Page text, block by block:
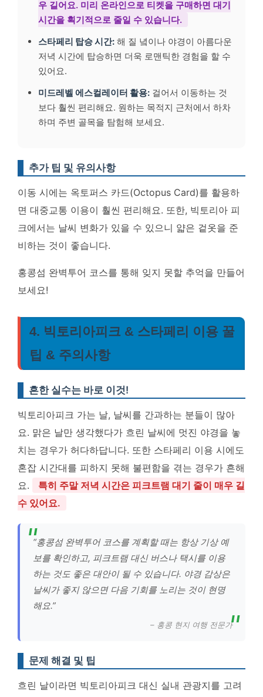
우 길어요. 미리 온라인으로 티켓을 구매하면 대기
시간을 획기적으로 줄일 수 있습니다.
스타페리 탑승 시간: 해 질 녘이나 야경이 아름다운
저녁 시간에 탑승하면 더욱 로맨틱한 경험을 할 수
있어요.
미드레벨 에스컬레이터 활용: 걸어서 이동하는 것
보다 훨씬 편리해요. 원하는 목적지 근처에서 하차
하며 주변 골목을 탐험해 보세요.
추가 팁 및 유의사항
이동 시에는 옥토퍼스 카드(Octopus Card)를 활용하
면 대중교통 이용이 훨씬 편리해요. 또한, 빅토리아 피
크에서는 날씨 변화가 있을 수 있으니 얇은 겉옷을 준
비하는 것이 좋습니다.
홍콩섬 완벽투어 코스를 통해 잊지 못할 추억을 만들어
보세요!
4. 빅토리아피크 & 스타페리 이용 꿀
팁 & 주의사항
흔한 실수는 바로 이것!
빅토리아피크 가는 날, 날씨를 간과하는 분들이 많아
요. 맑은 날만 생각했다가 흐린 날씨에 멋진 야경을 놓
치는 경우가 허다하답니다. 또한 스타페리 이용 시에도
혼잡 시간대를 피하지 못해 불편함을 겪는 경우가 흔해
요.
특히 주말 저녁 시간은 피크트램 대기 줄이 매우 길
수 있어요.
“홍콩섬 완벽투어 코스를 계획할 때는 항상 기상 예
보를 확인하고, 피크트램 대신 버스나 택시를 이용
하는 것도 좋은 대안이 될 수 있습니다. 야경 감상은
날씨가 좋지 않으면 다음 기회를 노리는 것이 현명
해요.”
– 홍콩 현지 여행 전문가
문제 해결 및 팁
흐린 날이라면 빅토리아피크 대신 실내 관광지를 고려